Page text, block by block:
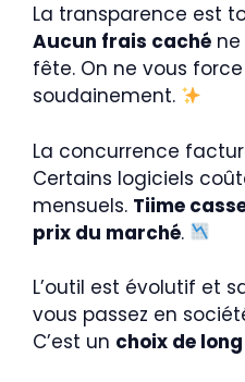
La transparence est
Aucun frais caché
fête. On ne vous
soudainement.
La concurrence
Certains logiciels
mensuels. Tiime
prix du marché.
L’outil est évolutif et
vous passez en
C’est un choix de